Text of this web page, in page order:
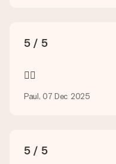
In unserem Warenkorb
persönliche Nachricht
geliefert. Somit ist dein
Verschenken bereit oder
5 / 5
👍🏻
Paul, 07 Dec 2025
5 / 5